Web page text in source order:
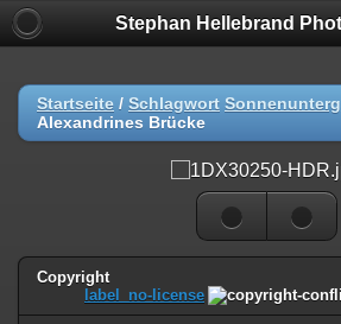
Stephan Hellebrand
Startseite / Schlagwort
Alexandrines Brücke
Copyright
label_no-license